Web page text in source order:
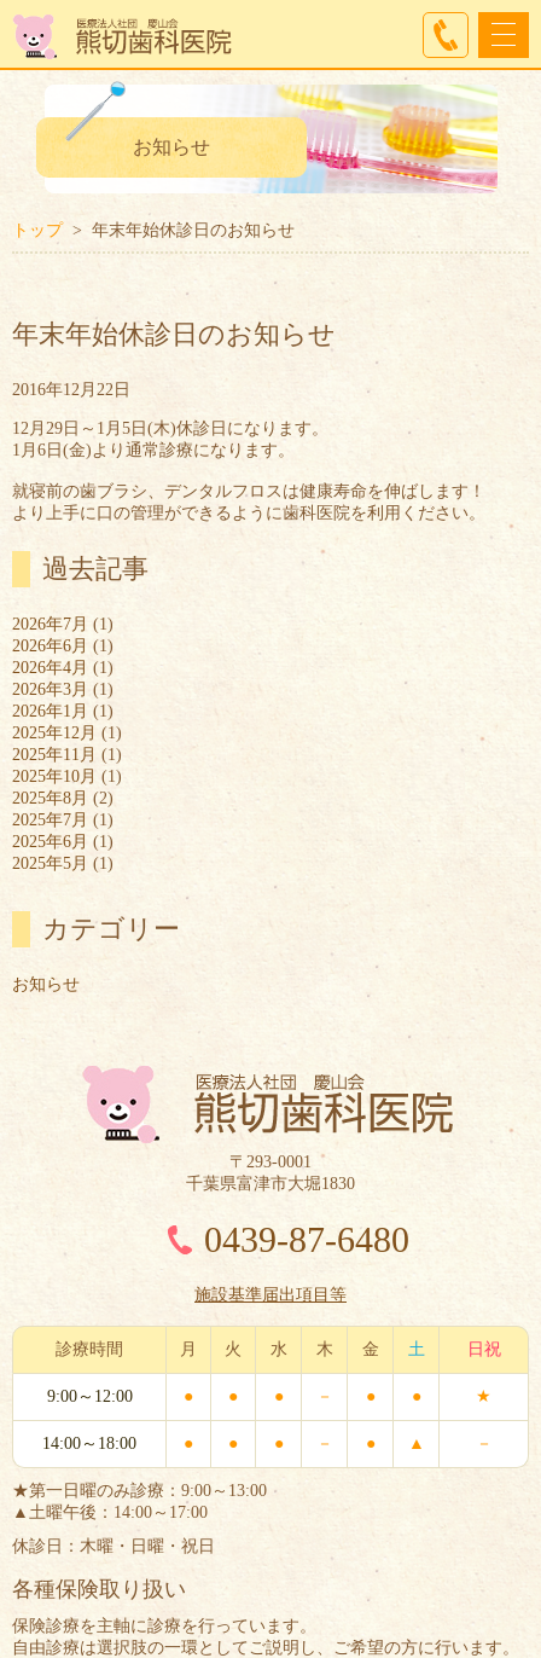
お知らせ
トップ 年末年始休診日のお知らせ
年末年始休診日のお知らせ
2016年12月22日
12月29日～1月5日(木)休診日になります。
1月6日(金)より通常診療になります。
就寝前の歯ブラシ、デンタルフロスは健康寿命を伸ばします！
より上手に口の管理ができるように歯科医院を利用ください。
過去記事
2026年7月 (1)
2026年6月 (1)
2026年4月 (1)
2026年3月 (1)
2026年1月 (1)
2025年12月 (1)
2025年11月 (1)
2025年10月 (1)
2025年8月 (2)
2025年7月 (1)
2025年6月 (1)
2025年5月 (1)
カテゴリー
お知らせ
〒293-0001
千葉県富津市大堀1830
0439-87-6480
施設基準届出項目等
診療時間 月 火 水 木 金 土 日祝
9:00～12:00 ● ● ● － ● ● ★
14:00～18:00 ● ● ● － ● ▲ －
★第一日曜のみ診療：9:00～13:00
▲土曜午後：14:00～17:00
休診日：木曜・日曜・祝日
各種保険取り扱い
保険診療を主軸に診療を行っています。
自由診療は選択肢の一環としてご説明し、ご希望の方に行います。